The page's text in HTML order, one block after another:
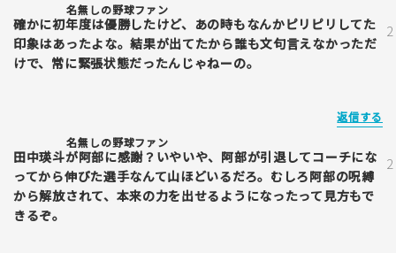
名無しの野球ファン
確かに初年度は優勝したけど、あの時もなんかピリピリしてた
印象はあったよな。結果が出てたから誰も文句言えなかっただ
けで、常に緊張状態だったんじゃねーの。
返信する
名無しの野球ファン
田中瑛斗が阿部に感謝？いやいや、阿部が引退してコーチにな
ってから伸びた選手なんて山ほどいるだろ。むしろ阿部の呪縛
から解放されて、本来の力を出せるようになったって見方もで
きるぞ。